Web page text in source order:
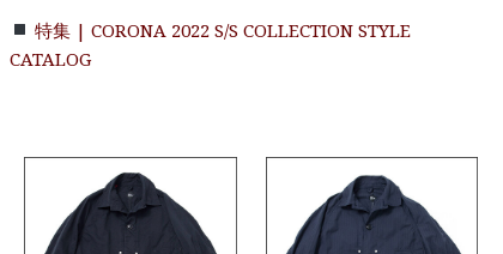
特集 | CORONA 2022 S/S COLLECTION STYLE
CATALOG